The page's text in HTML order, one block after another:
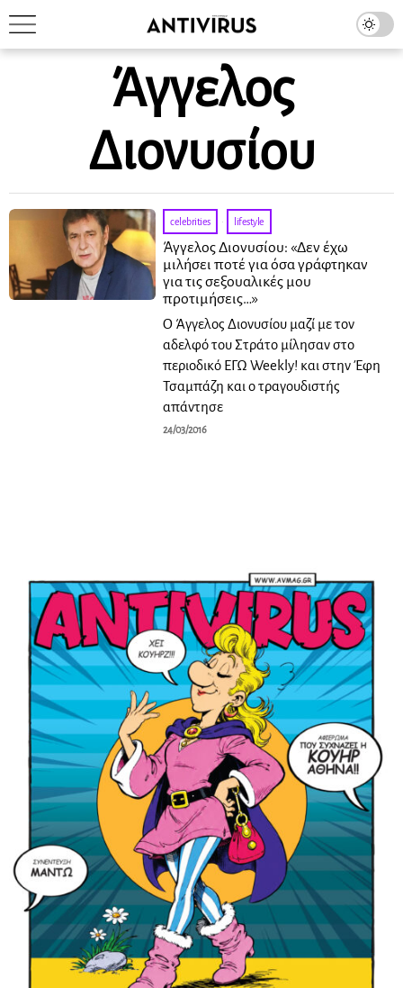
Άγγελος
Διονυσίου
celebrities · lifestyle
Άγγελος Διονυσίου: «Δεν έχω
μιλήσει ποτέ για όσα γράφτηκαν
για τις σεξουαλικές μου
προτιμήσεις…»
Ο Άγγελος Διονυσίου μαζί με τον
αδελφό του Στράτο μίλησαν στο
περιοδικό ΕΓΩ Weekly! και στην Έφη
Τσαμπάζη και ο τραγουδιστής
απάντησε
24/03/2016